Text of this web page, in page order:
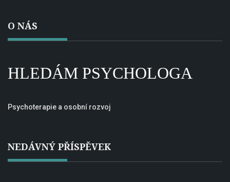
O NÁS
HLEDÁM PSYCHOLOGA
Psychoterapie a osobní rozvoj
NEDÁVNÝ PŘÍSPĚVEK